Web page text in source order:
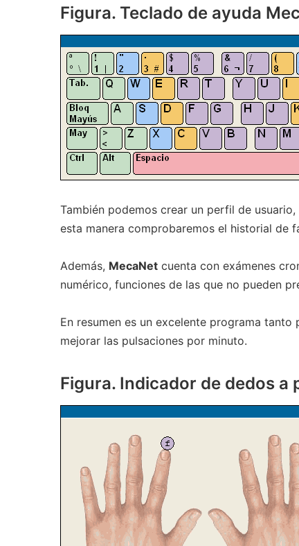
Figura. Teclado de ayuda
También podemos crear un perfil de
esta manera comprobaremos el historial de
Además, MecaNet cuenta con exámenes
numérico, funciones de las que no pueden
En resumen es un excelente programa
mejorar las pulsaciones por minuto.
Figura. Indicador de dedos a